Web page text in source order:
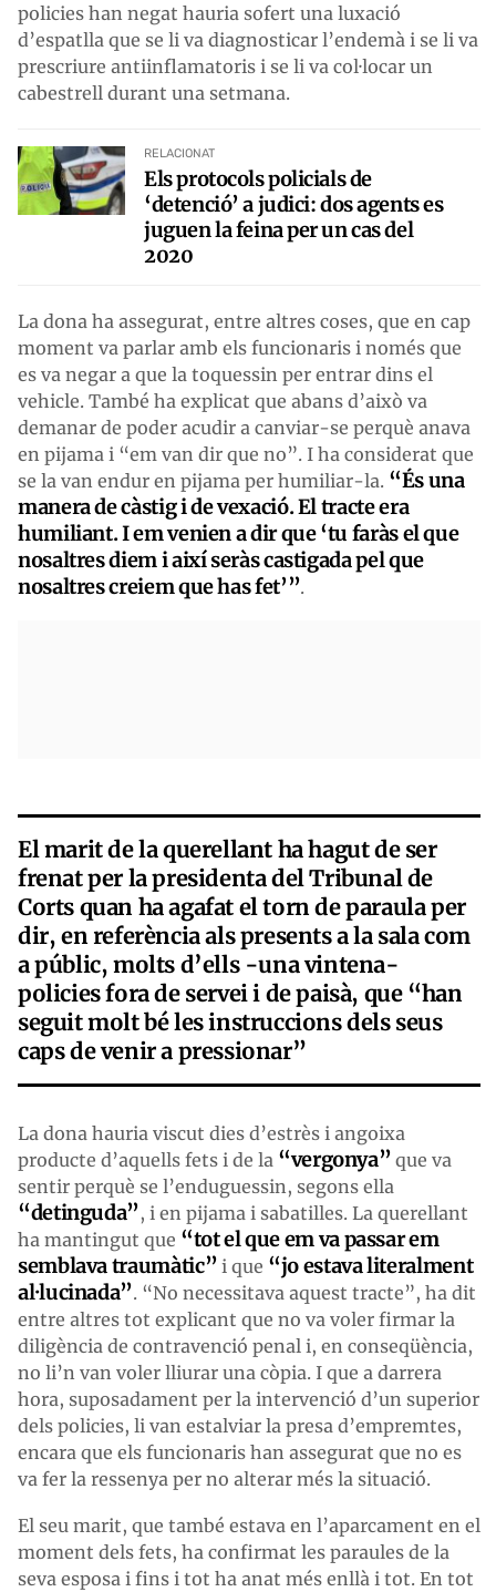
policies han negat hauria sofert una luxació
d’espatlla que se li va diagnosticar l’endemà i se li va
prescriure antiinflamatoris i se li va col·locar un
cabestrell durant una setmana.
RELACIONAT
Els protocols policials de
‘detenció’ a judici: dos agents es
juguen la feina per un cas del
2020
La dona ha assegurat, entre altres coses, que en cap
moment va parlar amb els funcionaris i només que
es va negar a que la toquessin per entrar dins el
vehicle. També ha explicat que abans d’això va
demanar de poder acudir a canviar-se perquè anava
en pijama i “em van dir que no”. I ha considerat que
se la van endur en pijama per humiliar-la. “És una
manera de càstig i de vexació. El tracte era
humiliant. I em venien a dir que ‘tu faràs el que
nosaltres diem i així seràs castigada pel que
nosaltres creiem que has fet’”.
El marit de la querellant ha hagut de ser
frenat per la presidenta del Tribunal de
Corts quan ha agafat el torn de paraula per
dir, en referència als presents a la sala com
a públic, molts d’ells -una vintena-
policies fora de servei i de paisà, que “han
seguit molt bé les instruccions dels seus
caps de venir a pressionar”
La dona hauria viscut dies d’estrès i angoixa
producte d’aquells fets i de la “vergonya” que va
sentir perquè se l’enduguessin, segons ella
“detinguda”, i en pijama i sabatilles. La querellant
ha mantingut que “tot el que em va passar em
semblava traumàtic” i que “jo estava literalment
al·lucinada”. “No necessitava aquest tracte”, ha dit
entre altres tot explicant que no va voler firmar la
diligència de contravenció penal i, en conseqüència,
no li’n van voler lliurar una còpia. I que a darrera
hora, suposadament per la intervenció d’un superior
dels policies, li van estalviar la presa d’empremtes,
encara que els funcionaris han assegurat que no es
va fer la ressenya per no alterar més la situació.
El seu marit, que també estava en l’aparcament en el
moment dels fets, ha confirmat les paraules de la
seva esposa i fins i tot ha anat més enllà i tot. En tot